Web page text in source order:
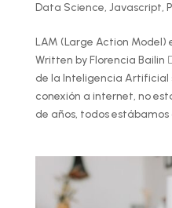
Data Science, Javascript,
LAM (Large Action
Written by Florencia Bailin
de la Inteligencia Artificial
conexión a internet, no
de años, todos estábamos